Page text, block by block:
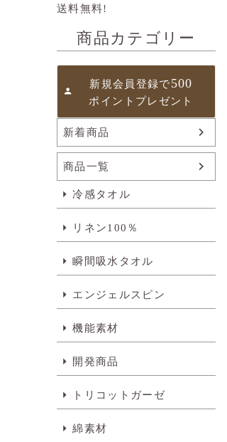
送料無料!
商品カテゴリー
新規会員登録で500
ポイントプレゼント
新着商品
商品一覧
冷感タオル
リネン100％
瞬間吸水タオル
エンジェルスピン
機能素材
開発商品
トリコットガーゼ
綿素材